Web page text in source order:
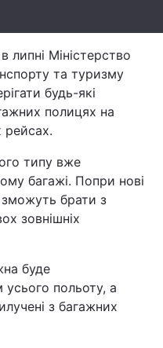
Міністерство
та туризму
будь-які
полицях на
рейсах.
типу вже
багажі. Попри нові
брати з
зовнішніх
буде
польоту, а
з багажних